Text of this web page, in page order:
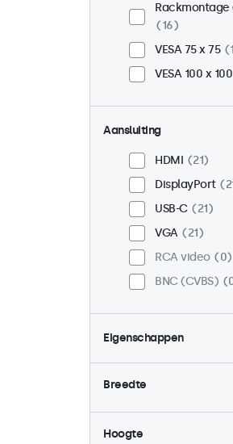
Rackmontage
16
VESA 75 x 75
VESA 100 x 100
Aansluiting
HDMI
21
DisplayPort
USB-C
21
VGA
21
RCA video
0
BNC (CVBS)
Eigenschappen
4:3 / 5:4
6
Dimbaar
21
Breedte
Hoogte